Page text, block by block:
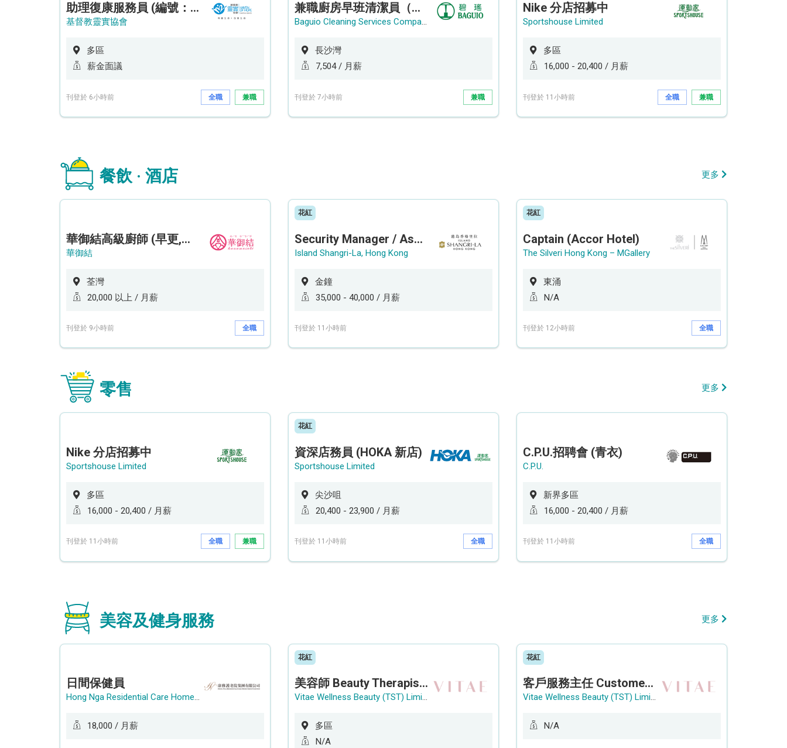
助理復康服務員 (編號：RSD/ARSW/CTE)
基督教靈實協會
多區
薪金面議
刊登於 6小時前 全職 兼職
兼職廚房早班清潔員（長沙灣）
Baguio Cleaning Services Company Limited
長沙灣
7,504 / 月薪
刊登於 7小時前 兼職
Nike 分店招募中
Sportshouse Limited
多區
16,000 - 20,400 / 月薪
刊登於 11小時前 全職 兼職
餐飲 · 酒店 更多
華御結高級廚師 (早更,中央廚房)*底薪可達20k* (5天工作週)
華御結
荃灣
20,000 以上 / 月薪
刊登於 9小時前 全職
花紅
Security Manager / Assistant Security Manager
Island Shangri-La, Hong Kong
金鐘
35,000 - 40,000 / 月薪
刊登於 11小時前
花紅
Captain (Accor Hotel)
The Silveri Hong Kong – MGallery
東涌
N/A
刊登於 12小時前 全職
零售 更多
Nike 分店招募中
Sportshouse Limited
多區
16,000 - 20,400 / 月薪
刊登於 11小時前 全職 兼職
花紅
資深店務員 (HOKA 新店)
Sportshouse Limited
尖沙咀
20,400 - 23,900 / 月薪
刊登於 11小時前 全職
C.P.U.招聘會 (青衣)
C.P.U.
新界多區
16,000 - 20,400 / 月薪
刊登於 11小時前 全職
美容及健身服務 更多
日間保健員
Hong Nga Residential Care Home Group Limited
18,000 / 月薪
花紅
美容師 Beauty Therapist (銅鑼灣 / 尖沙咀)
Vitae Wellness Beauty (TST) Limited
多區
N/A
花紅
客戶服務主任 Customer Service Officer (銅鑼灣)
Vitae Wellness Beauty (TST) Limited
N/A